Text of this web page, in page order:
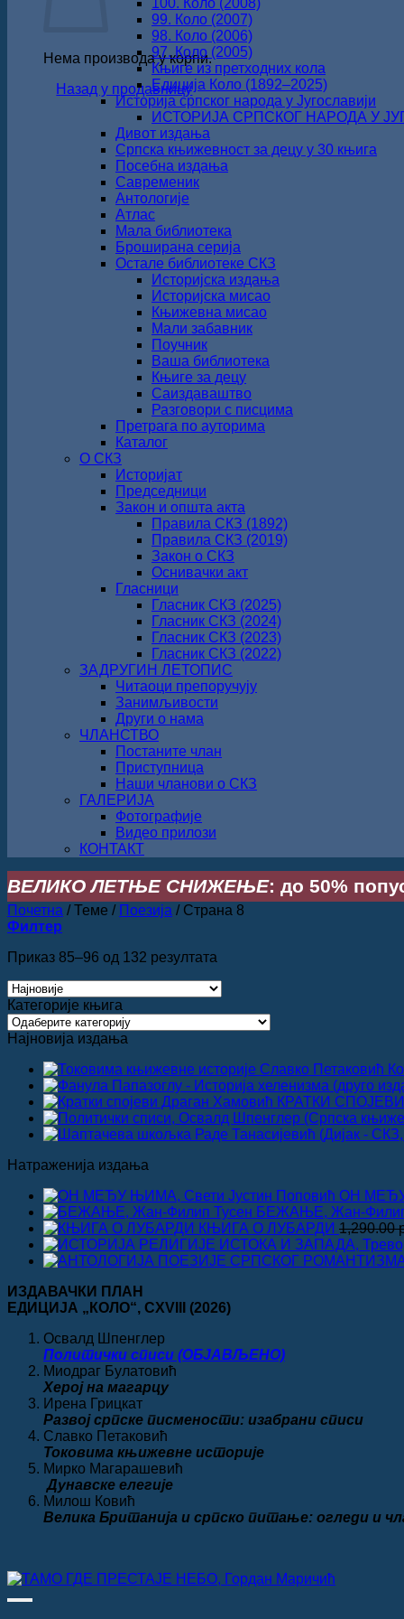
Нема производа у корпи.
Назад у продавницу
100. Коло (2008)
99. Коло (2007)
98. Коло (2006)
97. Коло (2005)
Књиге из претходних кола
Едиција Коло (1892‒2025)
Историја српског народа у Југославији
ИСТОРИЈА СРПСКОГ НАРОДА У
Дивот издања
Српска књижевност за децу у 30 књига
Посебна издања
Савременик
Антологије
Атлас
Мала библиотека
Броширана серија
Остале библиотеке СКЗ
Историјска издања
Историјска мисао
Књижевна мисао
Мали забавник
Поучник
Ваша библиотека
Књиге за децу
Саиздаваштво
Разговори с писцима
Претрага по ауторима
Каталог
О СКЗ
Историјат
Председници
Закон и општа акта
Правила СКЗ (1892)
Правила СКЗ (2019)
Закон о СКЗ
Оснивачки акт
Гласници
Гласник СКЗ (2025)
Гласник СКЗ (2024)
Гласник СКЗ (2023)
Гласник СКЗ (2022)
ЗАДРУГИН ЛЕТОПИС
Читаоци препоручују
Занимљивости
Други о нама
ЧЛАНСТВО
Постаните члан
Приступница
Наши чланови о СКЗ
ГАЛЕРИЈА
Фотографије
Видео прилози
КОНТАКТ
ВЕЛИКО ЛЕТЊЕ СНИЖЕЊЕ: до 50%
Почетна /Теме / Поезија /Страна 8
Филтер
Приказ 85–96 од 132 резултата
најновијем
Категорије књига
Најновија издања
КРАТКИ
Натраженија издања
ОН МЕЂУ
БЕЖАЊЕ, Жан-Филип
КЊИГА О ЛУБАРДИ 1,290.00
ИЗДАВАЧКИ ПЛАН
ЕДИЦИЈА „КОЛО“, CXVIII
(2026)
Освалд Шпенглер
Политички списи (ОБЈАВЉЕНО)
Миодраг Булатовић
Херој на магарцу
Ирена Грицкат
Развој српске писмености: изабрани списи
Славко Петаковић
Токовима књижевне историје
Мирко Магарашевић
Дунавске елегије
Милош Ковић
Велика Британија и српско питање: огледи и